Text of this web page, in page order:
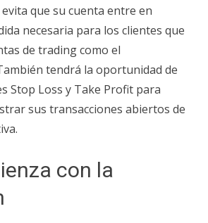
que su cuenta entre en
necesaria para los clientes que
de trading como el
tendrá la oportunidad de
Stop Loss y Take Profit para
sus transacciones abiertos de
con la